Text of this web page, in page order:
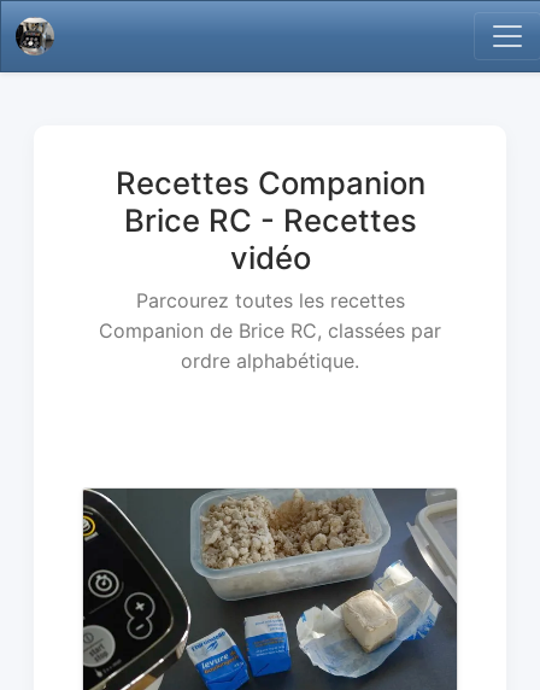
Recettes Companion
Brice RC - Recettes
vidéo
Parcourez toutes les recettes
Companion de Brice RC, classées par
ordre alphabétique.